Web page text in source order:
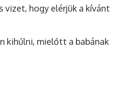
vizet, hogy elérjük a kívánt
kihűlni, mielőtt a babának